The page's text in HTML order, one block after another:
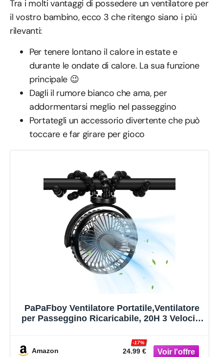
Tra i molti vantaggi di possedere un ventilatore per
il vostro bambino, ecco 3 che ritengo siano i più
rilevanti:
Per tenere lontano il calore in estate e
durante le ondate di calore. La sua funzione
principale 😉
Dagli il rumore bianco che ama, per
addormentarsi meglio nel passeggino
Portategli un accessorio divertente che può
toccare e far girare per gioco
PaPaFboy Ventilatore Portatile,Ventilatore
per Passeggino Ricaricabile, 20H 3 Velocità
Passeggino,Culla,Ufficio,Campeggio,Auto,
Amazon 24.99 €
-17%